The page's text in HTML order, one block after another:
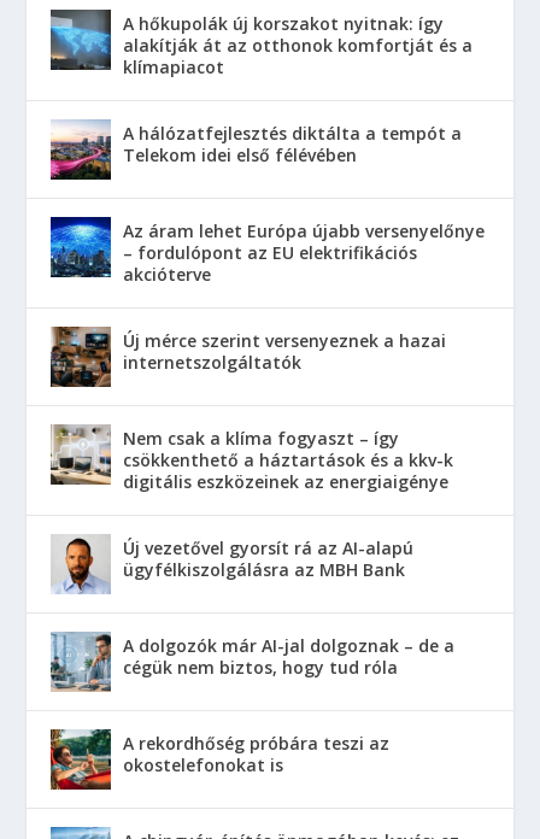
A hőkupolák új korszakot nyitnak: így
alakítják át az otthonok komfortját és a
klímapiacot
A hálózatfejlesztés diktálta a tempót a
Telekom idei első félévében
Az áram lehet Európa újabb versenyelőnye
– fordulópont az EU elektrifikációs
akcióterve
Új mérce szerint versenyeznek a hazai
internetszolgáltatók
Nem csak a klíma fogyaszt – így
csökkenthető a háztartások és a kkv-k
digitális eszközeinek az energiaigénye
Új vezetővel gyorsít rá az AI-alapú
ügyfélkiszolgálásra az MBH Bank
A dolgozók már AI-jal dolgoznak – de a
cégük nem biztos, hogy tud róla
A rekordhőség próbára teszi az
okostelefonokat is